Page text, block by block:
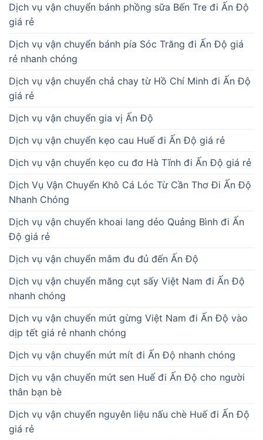
Dịch vụ vận chuyển bánh phồng sữa Bến Tre đi Ấn Độ
giá rẻ
Dịch vụ vận chuyển bánh pía Sóc Trăng đi Ấn Độ giá
rẻ nhanh chóng
Dịch vụ vận chuyển chả chay từ Hồ Chí Minh đi Ấn Độ
giá rẻ
Dịch vụ vận chuyển gia vị Ấn Độ
Dịch vụ vận chuyển kẹo cau Huế đi Ấn Độ giá rẻ
Dịch vụ vận chuyển kẹo cu đơ Hà Tĩnh đi Ấn Độ giá rẻ
Dịch Vụ Vận Chuyển Khô Cá Lóc Từ Cần Thơ Đi Ấn Độ
Nhanh Chóng
Dịch vụ vận chuyển khoai lang dẻo Quảng Bình đi Ấn
Độ giá rẻ
Dịch vụ vận chuyển mắm đu đủ đến Ấn Độ
Dịch vụ vận chuyển măng cụt sấy Việt Nam đi Ấn Độ
nhanh chóng
Dịch vụ vận chuyển mứt gừng Việt Nam đi Ấn Độ vào
dịp tết giá rẻ nhanh chóng
Dịch vụ vận chuyển mứt mít đi Ấn Độ nhanh chóng
Dịch vụ vận chuyển mứt sen Huế đi Ấn Độ cho người
thân bạn bè
Dịch vụ vận chuyển nguyên liệu nấu chè Huế đi Ấn Độ
giá rẻ